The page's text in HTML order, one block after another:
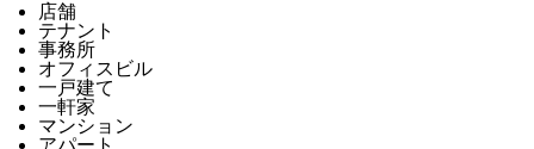
店舗
テナント
事務所
オフィスビル
一戸建て
一軒家
マンション
アパート